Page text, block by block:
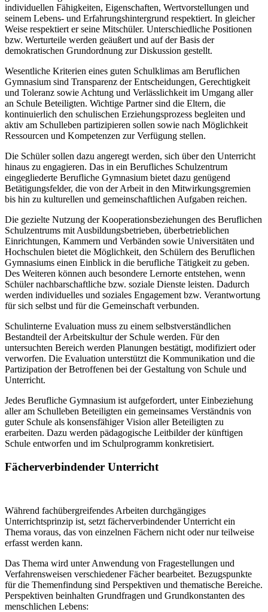
individuellen Fähigkeiten, Eigenschaften, Wertvorstellungen und
seinem Lebens- und Erfahrungshintergrund respektiert. In gleicher
Weise respektiert er seine Mitschüler. Unterschiedliche Positionen
bzw. Werturteile werden geäußert und auf der Basis der
demokratischen Grundordnung zur Diskussion gestellt.
Wesentliche Kriterien eines guten Schulklimas am Beruflichen
Gymnasium sind Transparenz der Entscheidungen, Gerechtigkeit
und Toleranz sowie Achtung und Verlässlichkeit im Umgang aller
an Schule Beteiligten. Wichtige Partner sind die Eltern, die
kontinuierlich den schulischen Erziehungsprozess begleiten und
aktiv am Schulleben partizipieren sollen sowie nach Möglichkeit
Ressourcen und Kompetenzen zur Verfügung stellen.
Die Schüler sollen dazu angeregt werden, sich über den Unterricht
hinaus zu engagieren. Das in ein Berufliches Schulzentrum
eingegliederte Berufliche Gymnasium bietet dazu genügend
Betätigungsfelder, die von der Arbeit in den Mitwirkungsgremien
bis hin zu kulturellen und gemeinschaftlichen Aufgaben reichen.
Die gezielte Nutzung der Kooperationsbeziehungen des Beruflichen
Schulzentrums mit Ausbildungsbetrieben, überbetrieblichen
Einrichtungen, Kammern und Verbänden sowie Universitäten und
Hochschulen bietet die Möglichkeit, den Schülern des Beruflichen
Gymnasiums einen Einblick in die berufliche Tätigkeit zu geben.
Des Weiteren können auch besondere Lernorte entstehen, wenn
Schüler nachbarschaftliche bzw. soziale Dienste leisten. Dadurch
werden individuelles und soziales Engagement bzw. Verantwortung
für sich selbst und für die Gemeinschaft verbunden.
Schulinterne Evaluation muss zu einem selbstverständlichen
Bestandteil der Arbeitskultur der Schule werden. Für den
untersuchten Bereich werden Planungen bestätigt, modifiziert oder
verworfen. Die Evaluation unterstützt die Kommunikation und die
Partizipation der Betroffenen bei der Gestaltung von Schule und
Unterricht.
Jedes Berufliche Gymnasium ist aufgefordert, unter Einbeziehung
aller am Schulleben Beteiligten ein gemeinsames Verständnis von
guter Schule als konsensfähiger Vision aller Beteiligten zu
erarbeiten. Dazu werden pädagogische Leitbilder der künftigen
Schule entworfen und im Schulprogramm konkretisiert.
Fächerverbindender Unterricht
Während fachübergreifendes Arbeiten durchgängiges
Unterrichtsprinzip ist, setzt fächerverbindender Unterricht ein
Thema voraus, das von einzelnen Fächern nicht oder nur teilweise
erfasst werden kann.
Das Thema wird unter Anwendung von Fragestellungen und
Verfahrensweisen verschiedener Fächer bearbeitet. Bezugspunkte
für die Themenfindung sind Perspektiven und thematische Bereiche.
Perspektiven beinhalten Grundfragen und Grundkonstanten des
menschlichen Lebens: